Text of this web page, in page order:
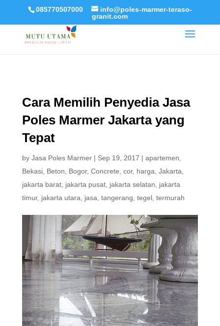
085770507000
info@poles-marmer-teraso-
granit.com
Cara Memilih Penyedia Jasa
Poles Marmer Jakarta yang
Tepat
by Jasa Poles Marmer| Sep 19, 2017 | apartemen
Bekasi, Beton Bogor, Concrete cor, harga Jakarta
jakarta barat, jakarta pusat, jakarta selatan
jakarta
timur, jakarta utara jasa tangerang tegel, termurah